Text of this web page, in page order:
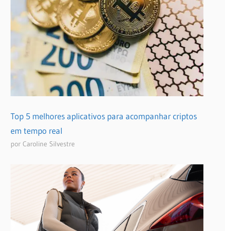
Top 5 melhores aplicativos para acompanhar criptos
em tempo real
por Caroline Silvestre